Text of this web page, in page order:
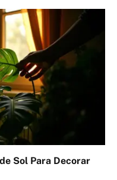
Sol Para Decorar